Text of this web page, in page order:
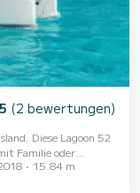
(2 bewertungen)
Diese Lagoon 52
Familie oder
Für Ihren
15.84 m